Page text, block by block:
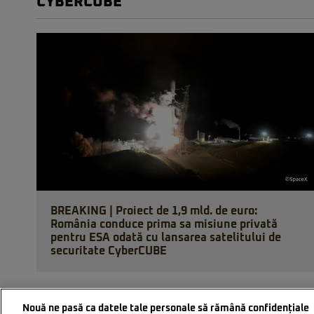
BREAKING | Proiect de 1,9 mld. de euro:
România conduce prima sa misiune privată
pentru ESA odată cu lansarea satelitului de
securitate CyberCUBE
Nouă ne pasă ca datele tale personale să rămână confidențiale